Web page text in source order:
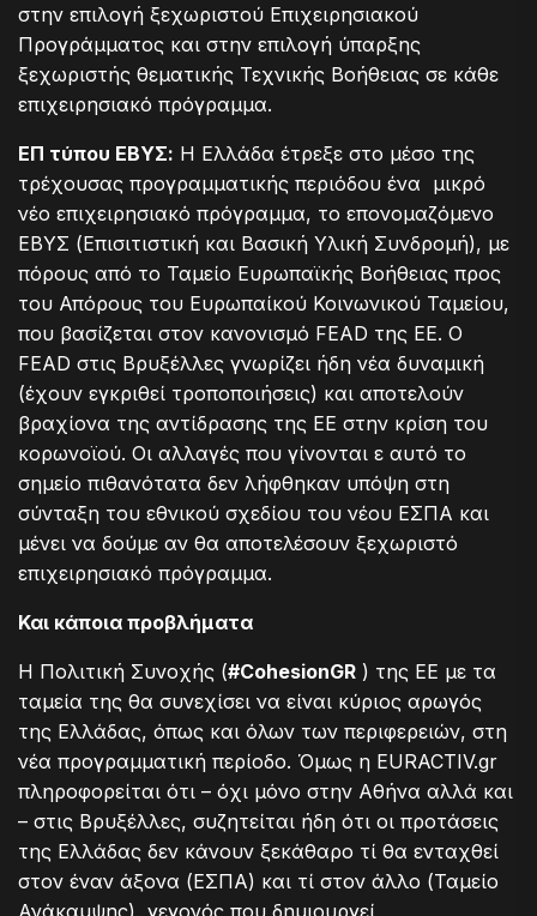
στην επιλογή ξεχωριστού Επιχειρησιακού
Προγράμματος και στην επιλογή ύπαρξης
ξεχωριστής θεματικής Τεχνικής Βοήθειας σε κάθε
επιχειρησιακό πρόγραμμα.
ΕΠ τύπου ΕΒΥΣ: Η Ελλάδα έτρεξε στο μέσο της
τρέχουσας προγραμματικής περιόδου ένα μικρό
νέο επιχειρησιακό πρόγραμμα, το επονομαζόμενο
ΕΒΥΣ (Επισιτιστική και Βασική Υλική Συνδρομή), με
πόρους από το Ταμείο Ευρωπαϊκής Βοήθειας προς
του Απόρους του Ευρωπαίκού Κοινωνικού Ταμείου,
που βασίζεται στον κανονισμό FEAD της ΕΕ. Ο
FEAD στις Βρυξέλλες γνωρίζει ήδη νέα δυναμική
(έχουν εγκριθεί τροποποιήσεις) και αποτελούν
βραχίονα της αντίδρασης της ΕΕ στην κρίση του
κορωνοϊού. Οι αλλαγές που γίνονται ε αυτό το
σημείο πιθανότατα δεν λήφθηκαν υπόψη στη
σύνταξη του εθνικού σχεδίου του νέου ΕΣΠΑ και
μένει να δούμε αν θα αποτελέσουν ξεχωριστό
επιχειρησιακό πρόγραμμα.
Και κάποια προβλήματα
Η Πολιτική Συνοχής (#CohesionGR ) της ΕΕ με τα
ταμεία της θα συνεχίσει να είναι κύριος αρωγός
της Ελλάδας, όπως και όλων των περιφερειών, στη
νέα προγραμματική περίοδο. Όμως η EURACTIV.gr
πληροφορείται ότι – όχι μόνο στην Αθήνα αλλά και
– στις Βρυξέλλες, συζητείται ήδη ότι οι προτάσεις
της Ελλάδας δεν κάνουν ξεκάθαρο τί θα ενταχθεί
στον έναν άξονα (ΕΣΠΑ) και τί στον άλλο (Ταμείο
Ανάκαμψης), γεγονός που δημιουργεί